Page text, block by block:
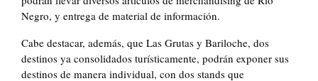
Negro, y entrega de material de información.
Cabe destacar, además, que Las Grutas y Bariloche, dos
destinos ya consolidados turísticamente, podrán exponer sus
destinos de manera individual, con dos stands que